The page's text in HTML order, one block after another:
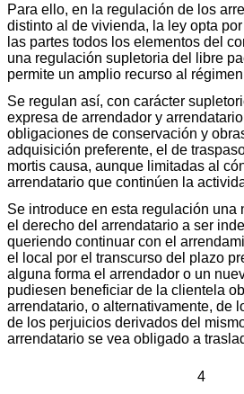
Para ello, en la regulación de los
distinto al de vivienda, la ley opta
las partes todos los elementos del
una regulación supletoria del libre
permite un amplio recurso al régimen
Se regulan así, con carácter
expresa de arrendador y
obligaciones de conservación y
adquisición preferente, el de
mortis causa, aunque limitadas al
arrendatario que continúen la
Se introduce en esta regulación una
el derecho del arrendatario a ser
queriendo continuar con el
el local por el transcurso del plazo
alguna forma el arrendador o un
pudiesen beneficiar de la clientela
arrendatario, o alternativamente, de
de los perjuicios derivados del
arrendatario se vea obligado a
4